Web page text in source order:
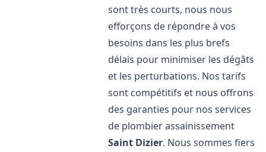
sont très courts, nous nous
efforçons de répondre à vos
besoins dans les plus brefs
délais pour minimiser les dégâts
et les perturbations. Nos tarifs
sont compétitifs et nous offrons
des garanties pour nos services
de plombier assainissement
Saint Dizier. Nous sommes fiers